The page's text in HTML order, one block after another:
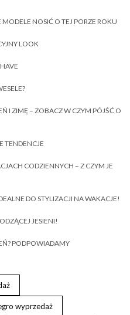
NOSIĆ O TEJ PORZE ROKU
LOOK
I ZIMĘ – ZOBACZ W CZYM PÓJŚĆ O
TENDENCJE
CODZIENNYCH – Z CZYM JE
DO STYLIZACJI NA WAKACJE!
JESIENI!
PODPOWIADAMY
wyprzedaż